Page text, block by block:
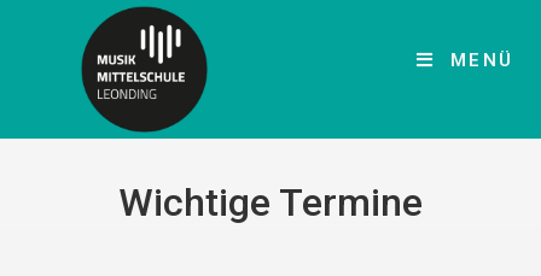
MENÜ
Wichtige Termine